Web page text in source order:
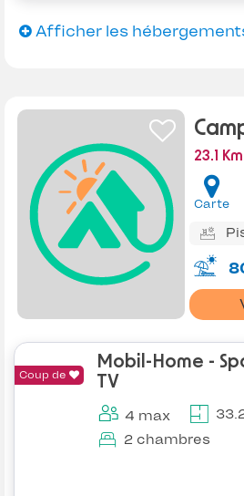
Afficher les
23.1 Km
Carte
Coup de
Mobil-Home -
TV
4 max
2 chambres